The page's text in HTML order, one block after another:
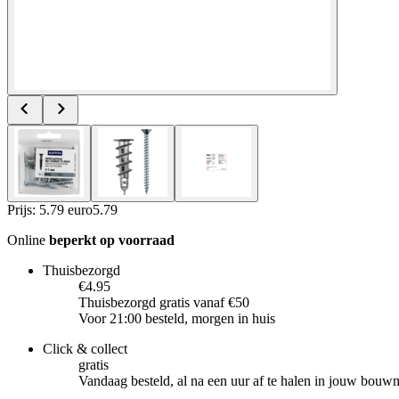
Prijs: 5.79 euro5.79
Online beperkt op voorraad
Thuisbezorgd
€4.95
Thuisbezorgd gratis vanaf €50
Voor 21:00 besteld, morgen in huis
Click & collect
gratis
Vandaag besteld, al na een uur af te halen in jouw